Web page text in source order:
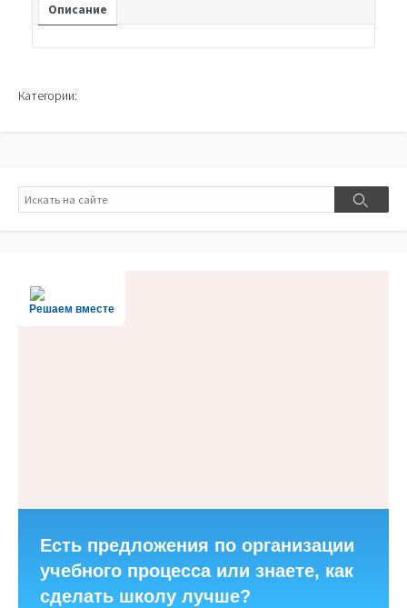
Описание
Категории:
Поиск
Поиск
Решаем вместе
Есть предложения по организации
учебного процесса или знаете, как
сделать школу лучше?